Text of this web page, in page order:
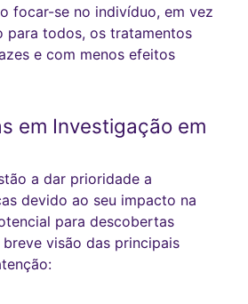
focar-se no indivíduo, em vez
para todos, os tratamentos
e com menos efeitos
em Investigação em
a dar prioridade a
devido ao seu impacto na
para descobertas
visão das principais